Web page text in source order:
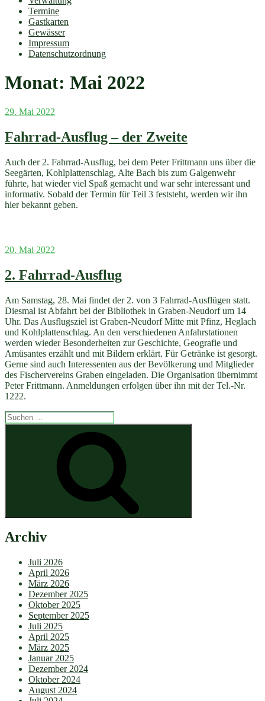
Termine
Gastkarten
Gewässer
Impressum
Datenschutzordnung
Monat: Mai 2022
Veröffentlicht
29. Mai 2022
Fahrrad-Ausflug – der Zweite
Auch der 2. Fahrrad-Ausflug, bei dem Peter Frittmann uns über die
Seegärten, Kohlplattenschlag, Alte Bach bis zum Galgenwehr
führte, hat wieder viel Spaß gemacht und war sehr interessant und
informativ. Sobald der Termin für Teil 3 feststeht, werden wir ihn
hier bekannt geben.
Veröffentlicht
20. Mai 2022
2. Fahrrad-Ausflug
Am Samstag, 28. Mai findet der 2. von 3 Fahrrad-Ausflügen statt.
Diesmal ist Abfahrt bei der Bibliothek in Graben-Neudorf um 14
Uhr. Das Ausflugsziel ist Graben-Neudorf Mitte mit Pfinz, Heglach
und Kohlplattenschlag. An den verschiedenen Anfahrstationen
werden wieder Besonderheiten zur Geschichte, Geografie und
Amüsantes erzählt und mit Bildern erklärt. Für Getränke ist gesorgt.
Gerne sind auch Interessenten aus der Bevölkerung und Mitglieder
des Fischervereins Graben eingeladen. Die Organisation übernimmt
Peter Frittmann. Anmeldungen erfolgen über ihn mit der Tel.-Nr.
1222.
Suchen
nach:
Archiv
Juli 2026
April 2026
März 2026
Dezember 2025
Oktober 2025
September 2025
Juli 2025
April 2025
März 2025
Januar 2025
Dezember 2024
Oktober 2024
August 2024